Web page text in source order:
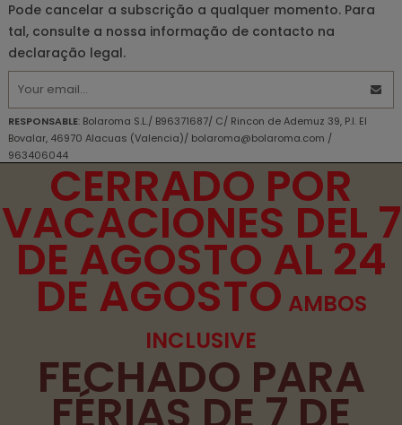
CERRADO POR
VACACIONES DEL 7
DE AGOSTO AL 24
DE AGOSTO AMBOS
INCLUSIVE
FECHADO PARA
Pode cancelar a subscrição a qualquer momento. Para
tal, consulte a nossa informação de contacto na
declaração legal.
RESPONSABLE: Bolaroma S.L./ B96371687/ C/ Rincon de Ademuz 39, P.I. El
Bovalar, 46970 Alacuas (Valencia)/ bolaroma@bolaroma.com /
963406044
OBJETIVO PRINCIPAL: Responda às perguntas e envie as informações
solicitadas.
DIREITOS
: DIREITOS Acesso, retificação, exclusão e portabilidade de seus
dados, de limitação e oposição ao seu processamento, além de não estar
sujeito a decisões baseadas apenas no processamento automatizado de
seus dados, quando apropriado.
INFORMAÇÕES ADICIONAIS
: Você pode consultar informações adicionais e
detalhadas sobre nossa Política de Privacidadeaqui
concordo com o tratamento que será feito com meus dados
pessoais.
Li e aceito os termos e condições de usoe a política de
privacidade